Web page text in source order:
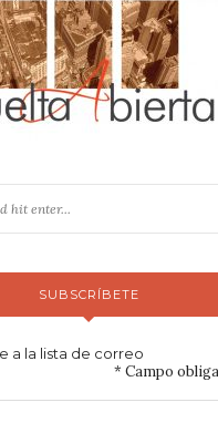
SUBSCRÍBETE
a la lista de correo
* Campo